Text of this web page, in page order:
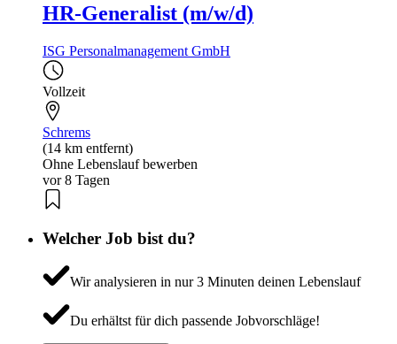
HR-Generalist (m/w/d)
ISG Personalmanagement GmbH
Vollzeit
Schrems
(14 km entfernt)
Ohne Lebenslauf bewerben
vor 8 Tagen
Welcher Job bist du?
Wir analysieren in nur 3 Minuten deinen Lebenslauf
Du erhältst für dich passende Jobvorschläge!